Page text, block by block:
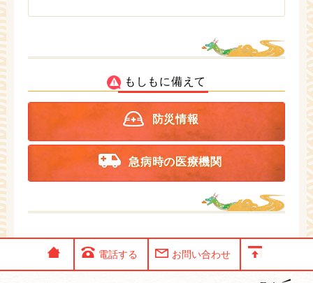
もしもに備えて
防災情報
急病時の医療機関
電話する お問い合わせ